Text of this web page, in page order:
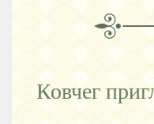
Ковчег